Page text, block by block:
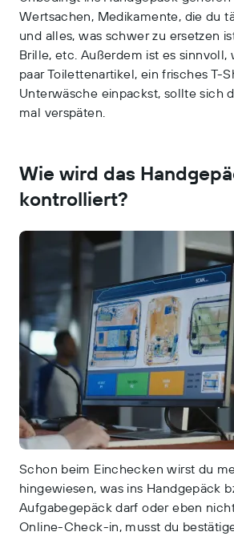
Wertsachen, Medikamente, die du
und alles, was schwer zu ersetzen
Brille, etc. Außerdem ist es sinnvoll,
paar Toilettenartikel, ein frisches T-
Unterwäsche einpackst, sollte sich
mal verspäten.
Wie wird das
kontrolliert?
Schon beim Einchecken wirst du
hingewiesen, was ins Handgepäck
Aufgabegepäck darf oder eben
Online-Check-in, musst du